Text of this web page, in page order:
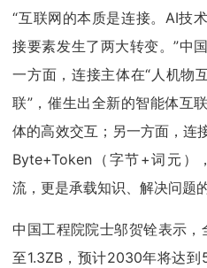
“互联网的本质是连接。AI技
接要素发生了两大转变。”中
一方面，连接主体在“人机物
联”，催生出全新的智能体互
体的高效交互；另一方面，连
Byte+Token（字节+词元）
流，更是承载知识、解决问题
中国工程院院士邬贺铨表示，
至1.3ZB，预计2030年将达